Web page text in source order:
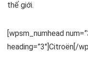
thế giới.
[wpsm_numhead
heading=”3″]Citroën[/